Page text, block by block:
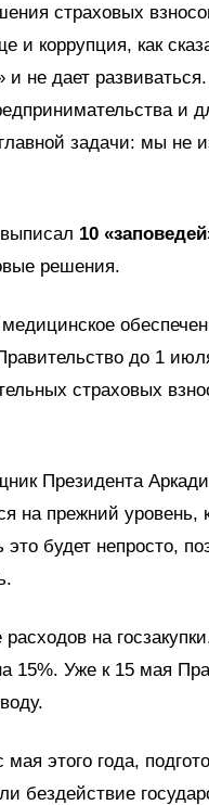
страховых
и коррупция, как
и не дает
и
задачи: мы не
10
решения.
до 1
страховых
Президента
на прежний уровень,
будет непросто,
на
15%. Уже к 15 мая
этого года,
бездействие